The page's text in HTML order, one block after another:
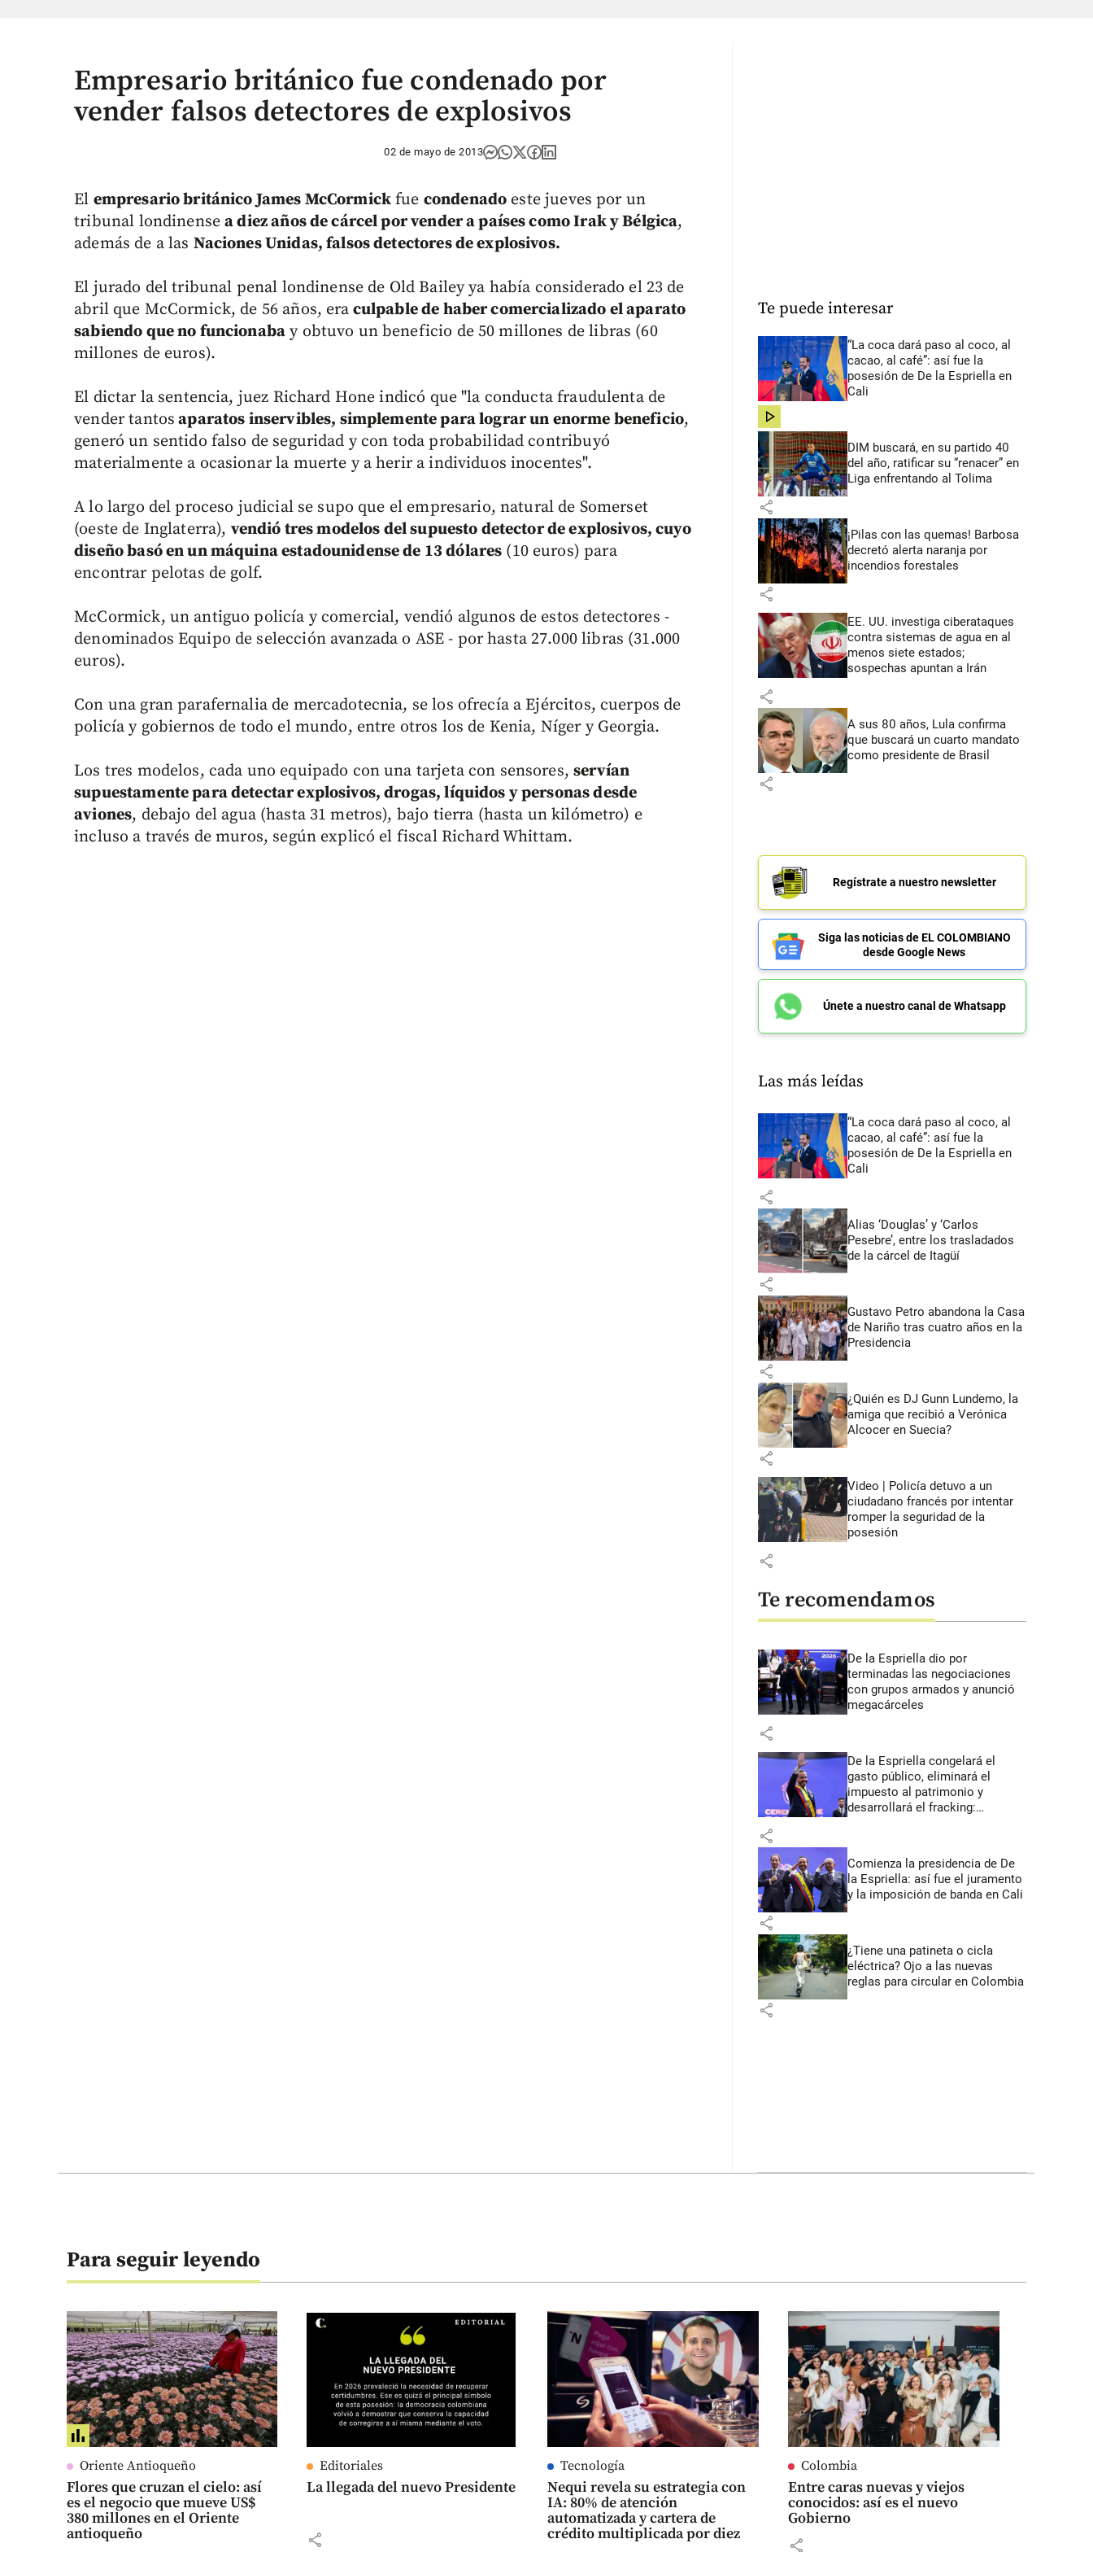
Empresario británico fue condenado por
vender falsos detectores de explosivos
02 de mayo de 2013
El empresario británico James McCormick fue condenado este jueves por un
tribunal londinensea diez años de cárcel por vender a países como Irak y Bélgica,
además de a las Naciones Unidas, falsos detectores de explosivos.
El jurado del tribunal penal londinense de Old Bailey ya había considerado el 23 de
abril que McCormick, de 56 años, era culpable de haber comercializado el aparato
sabiendo que no funcionaba y obtuvo un beneficio de 50 millones de libras (60
millones de euros).
El dictar la sentencia, juez Richard Hone indicó que "la conducta fraudulenta de
vender tantos aparatos inservibles, simplemente para lograr un enorme beneficio,
generó un sentido falso de seguridad y con toda probabilidad contribuyó
materialmente a ocasionar la muerte y a herir a individuos inocentes".
A lo largo del proceso judicial se supo que el empresario, natural de Somerset
(oeste de Inglaterra), vendió tres modelos del supuesto detector de explosivos, cuyo
diseño basó en un máquina estadounidense de 13 dólares (10 euros) para
encontrar pelotas de golf.
McCormick, un antiguo policía y comercial, vendió algunos de estos detectores -
denominados Equipo de selección avanzada o ASE - por hasta 27.000 libras (31.000
euros).
Con una gran parafernalia de mercadotecnia, se los ofrecía a Ejércitos, cuerpos de
policía y gobiernos de todo el mundo, entre otros los de Kenia, Níger y Georgia.
Los tres modelos, cada uno equipado con una tarjeta con sensores,servían
supuestamente para detectar explosivos, drogas, líquidos y personas desde
aviones, debajo del agua (hasta 31 metros), bajo tierra (hasta un kilómetro) e
incluso a través de muros, según explicó el fiscal Richard Whittam.
Te puede interesar
“La coca dará paso al coco, al
cacao, al café”: así fue la
posesión de De la Espriella en
Cali
share
DIM buscará, en su partido 40
del año, ratificar su “renacer” en
Liga enfrentando al Tolima
share
¡Pilas con las quemas! Barbosa
decretó alerta naranja por
incendios forestales
share
EE. UU. investiga ciberataques
contra sistemas de agua en al
menos siete estados;
sospechas apuntan a Irán
share
A sus 80 años, Lula confirma
que buscará un cuarto mandato
como presidente de Brasil
share
Regístrate a nuestro newsletter
Siga las noticias de EL COLOMBIANO
desde Google News
Únete a nuestro canal de Whatsapp
Las más leídas
“La coca dará paso al coco, al
cacao, al café”: así fue la
posesión de De la Espriella en
Cali
share
Alias ‘Douglas’ y ‘Carlos
Pesebre’, entre los trasladados
de la cárcel de Itagüí
share
Gustavo Petro abandona la Casa
de Nariño tras cuatro años en la
Presidencia
share
¿Quién es DJ Gunn Lundemo, la
amiga que recibió a Verónica
Alcocer en Suecia?
share
Video | Policía detuvo a un
ciudadano francés por intentar
romper la seguridad de la
posesión
share
Te recomendamos
De la Espriella dio por
terminadas las negociaciones
con grupos armados y anunció
megacárceles
share
De la Espriella congelará el
gasto público, eliminará el
impuesto al patrimonio y
desarrollará el fracking:
share
Comienza la presidencia de De
la Espriella: así fue el juramento
y la imposición de banda en Cali
share
¿Tiene una patineta o cicla
eléctrica? Ojo a las nuevas
reglas para circular en Colombia
share
Para seguir leyendo
Oriente Antioqueño
Flores que cruzan el cielo: así
es el negocio que mueve US$
380 millones en el Oriente
antioqueño
Editoriales
La llegada del nuevo Presidente
share
Tecnología
Nequi revela su estrategia con
IA: 80% de atención
automatizada y cartera de
crédito multiplicada por diez
Colombia
Entre caras nuevas y viejos
conocidos: así es el nuevo
Gobierno
share